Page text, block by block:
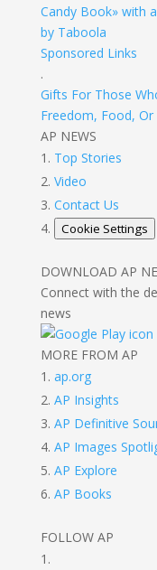
Candy Book» with
by Taboola
Sponsored Links
.
Gifts For Those
Freedom, Food, Or
AP NEWS
Top Stories
Video
Contact Us
Cookie Settings
DOWNLOAD AP
Connect with the
news
MORE FROM AP
ap.org
AP Insights
AP Definitive
AP Images
AP Explore
AP Books
FOLLOW AP